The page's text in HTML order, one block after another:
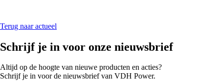
Terug naar actueel
Schrijf je in voor onze nieuwsbrief
Altijd op de hoogte van nieuwe producten en acties?
Schrijf je in voor de nieuwsbrief van VDH Power.